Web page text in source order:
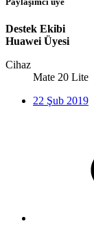
Destek Ekibi
Huawei Üyesi
Cihaz
Mate 20 Lite
22 Şub 2019